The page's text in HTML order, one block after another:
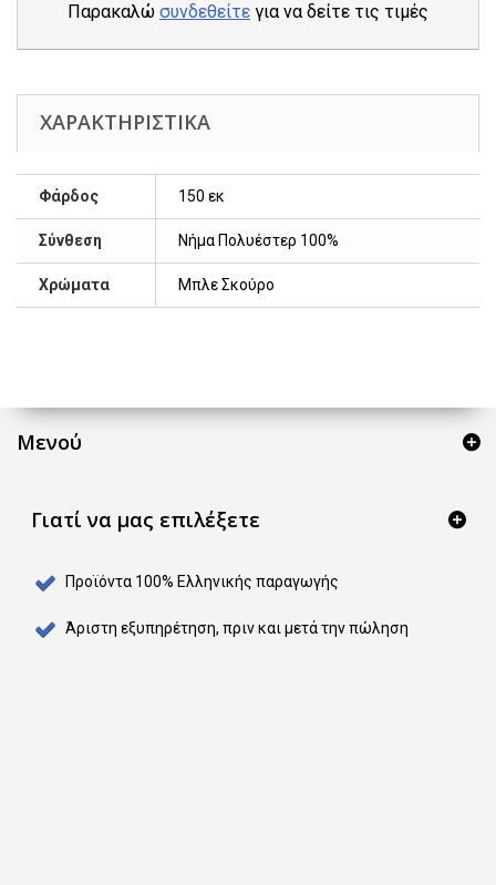
Παρακαλώ συνδεθείτε για να δείτε τις τιμές
ΧΑΡΑΚΤΗΡΙΣΤΙΚΆ
Φάρδος 150 εκ
Σύνθεση Νήμα Πολυέστερ 100%
Χρώματα Μπλε Σκούρο
Μενού
Γιατί να μας επιλέξετε
Προϊόντα 100% Ελληνικής παραγωγής
Άριστη εξυπηρέτηση, πριν και μετά την πώληση